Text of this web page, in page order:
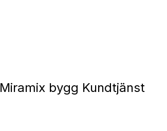
Miramix bygg Kundtjänst